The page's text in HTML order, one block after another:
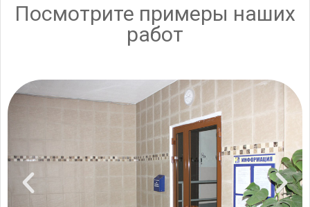
Посмотрите примеры наших
работ